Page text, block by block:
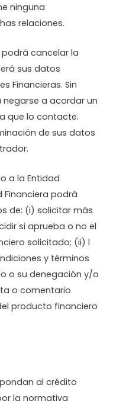
ninguna
relaciones.
podrá cancelar la
sus datos
Financieras. Sin
negarse a acordar un
que lo contacte.
de sus datos
a la Entidad
Financiera podrá
de: (i) solicitar más
si aprueba o no el
solicitado; (ii) l
y términos
o su denegación y/o
o comentario
producto financiero
al crédito
la normativa